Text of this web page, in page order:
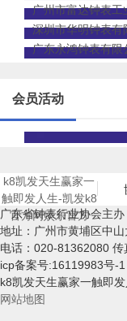
广州市富达钟表工
深圳市华明钟表有
广东永鸿钟表有限
会员活动
k8凯发天生赢家一
触即发人生-凯发k8
官方网娱乐官方
广东省钟表行业协会主
地址：广州市黄埔区中
电话：020-81362080 传
icp备案号:16119983号-1
k8凯发天生赢家一触即
网站地图